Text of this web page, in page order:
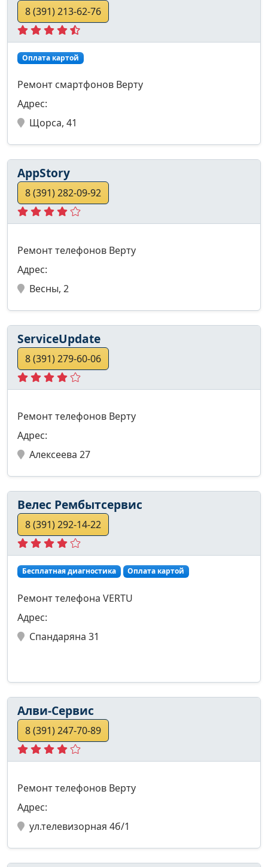
8 (391) 213-62-76
Оплата картой
Ремонт смартфонов Верту
Адрес:
Щорса, 41
АppStory
8 (391) 282-09-92
Ремонт телефонов Верту
Адрес:
Весны, 2
ServiceUpdate
8 (391) 279-60-06
Ремонт телефонов Верту
Адрес:
Алексеева 27
Велес Рембытсервис
8 (391) 292-14-22
Бесплатная диагностика Оплата картой
Ремонт телефона VERTU
Адрес:
Спандаряна 31
Алви-Сервис
8 (391) 247-70-89
Ремонт телефонов Верту
Адрес:
ул.телевизорная 4б/1